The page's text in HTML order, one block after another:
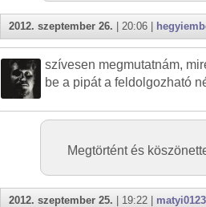
2012. szeptember 26. | 20:06 |
szívesen megmutatnám,
be a pipát a feldolgozható
Megtörtént és
2012. szeptember 25. | 19:22 |